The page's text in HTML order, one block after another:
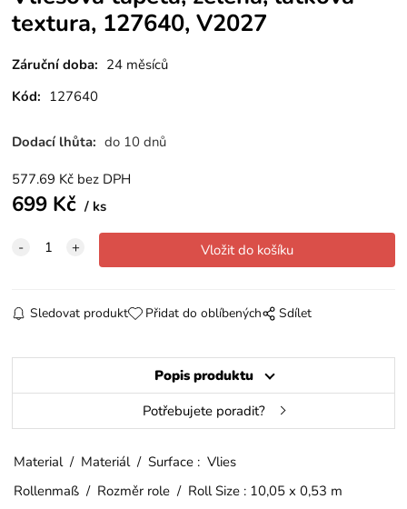
textura, 127640, V2027
Záruční doba: 24 měsíců
Kód: 127640
Dodací lhůta: do 10 dnů
577.69 Kč bez DPH
699 Kč ks
Sledovat produkt Přidat do oblíbených Sdílet
Popis produktu
Potřebujete poradit?
Material / Materiál / Surface : Vlies
Rollenmaß / Rozměr role / Roll Size : 10,05 x 0,53 m